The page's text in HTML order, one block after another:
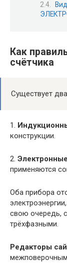
Как
счётчика
Существует
1.
конструкции.
2. Электронные
применяются
Оба прибора
свою очередь,
трёхфазными.
Редакторы
межповерочным